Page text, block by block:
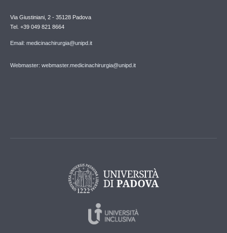
Via Giustiniani, 2 - 35128 Padova
Tel. +39 049 821 8664
Email: medicinachirurgia@unipd.it
Webmaster: webmaster.medicinachirurgia@unipd.it